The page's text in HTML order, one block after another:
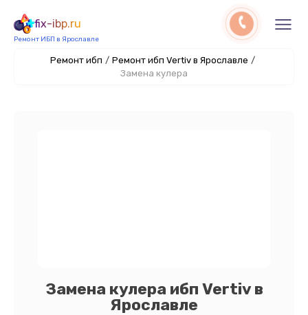
fix-ibp.ru
Ремонт ИБП в Ярославле
Ремонт ибп / Ремонт ибп Vertiv в Ярославле /
Замена кулера
Замена кулера ибп Vertiv в
Ярославле